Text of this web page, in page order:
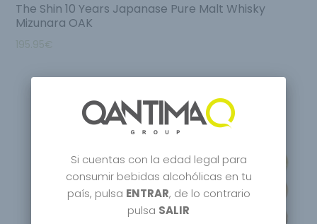
The Shin 10 Years Japanase Pure Malt Whisky
Mizunara OAK
195.95€
Si cuentas con la edad legal para
consumir bebidas alcohólicas en tu
país, pulsa ENTRAR, de lo contrario
pulsa SALIR